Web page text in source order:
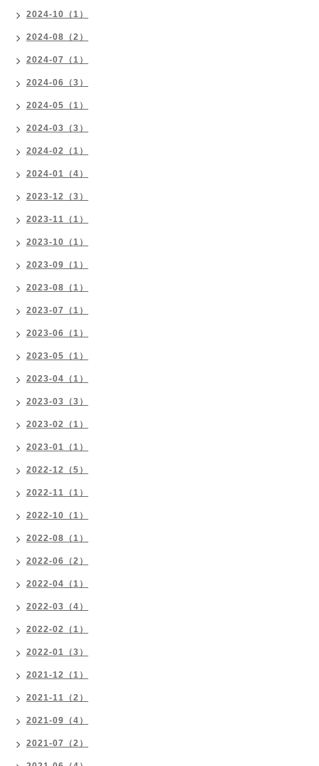
2024-10（1）
2024-08（2）
2024-07（1）
2024-06（3）
2024-05（1）
2024-03（3）
2024-02（1）
2024-01（4）
2023-12（3）
2023-11（1）
2023-10（1）
2023-09（1）
2023-08（1）
2023-07（1）
2023-06（1）
2023-05（1）
2023-04（1）
2023-03（3）
2023-02（1）
2023-01（1）
2022-12（5）
2022-11（1）
2022-10（1）
2022-08（1）
2022-06（2）
2022-04（1）
2022-03（4）
2022-02（1）
2022-01（3）
2021-12（1）
2021-11（2）
2021-09（4）
2021-07（2）